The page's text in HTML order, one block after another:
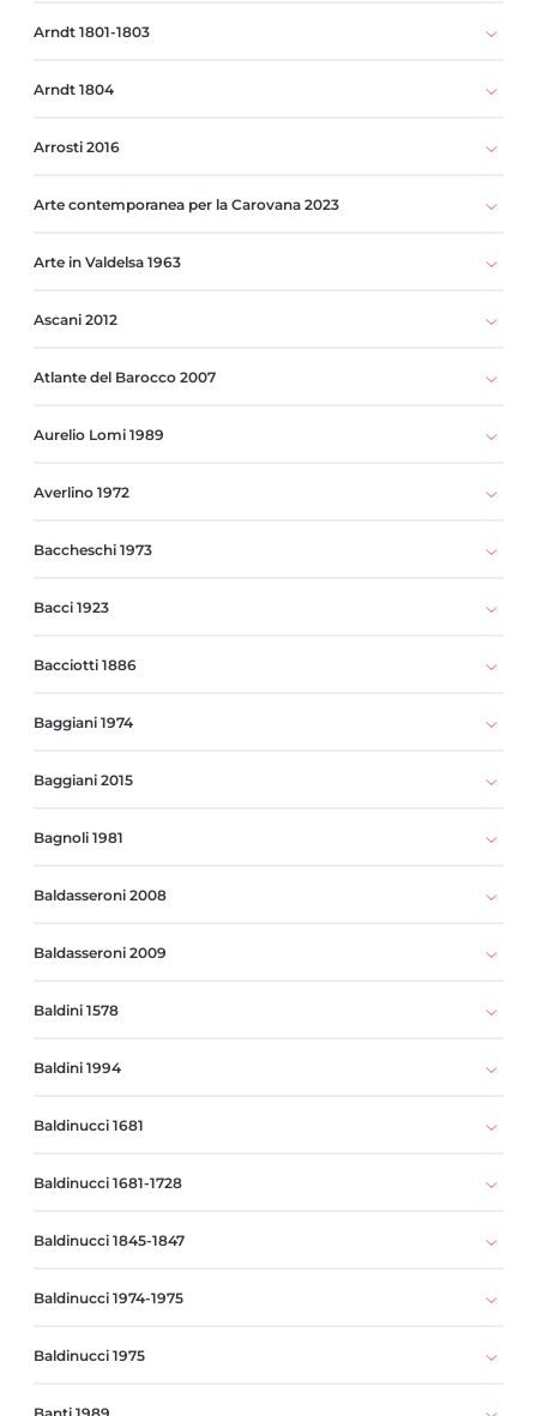
Arndt 1801-1803
Arndt 1804
Arrosti 2016
Arte contemporanea per la Carovana 2023
Arte in Valdelsa 1963
Ascani 2012
Atlante del Barocco 2007
Aurelio Lomi 1989
Averlino 1972
Baccheschi 1973
Bacci 1923
Bacciotti 1886
Baggiani 1974
Baggiani 2015
Bagnoli 1981
Baldasseroni 2008
Baldasseroni 2009
Baldini 1578
Baldini 1994
Baldinucci 1681
Baldinucci 1681-1728
Baldinucci 1845-1847
Baldinucci 1974-1975
Baldinucci 1975